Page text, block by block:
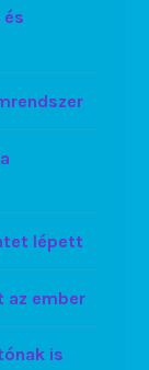
lépett
az ember
is